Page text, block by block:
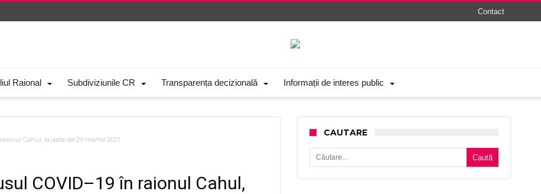
Contact
Raional Subdiviziunile CR Transparența decizională Informații de interes public
Cahul, la data de 29 martie 2021
COVID–19 în raionul Cahul,
CAUTARE
Caută după: